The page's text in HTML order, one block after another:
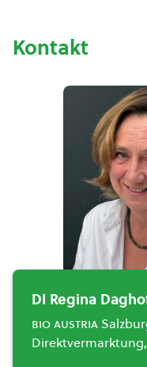
Kontakt
DI Regina
bio austria